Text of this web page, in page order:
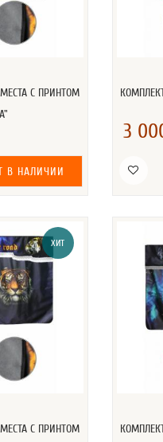
С ПРИНТОМ
В НАЛИЧИИ
3
ХИТ
С ПРИНТОМ